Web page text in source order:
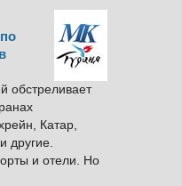
обстреливает
Катар,
другие.
и отели. Но